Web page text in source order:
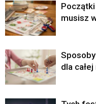
musisz
dla